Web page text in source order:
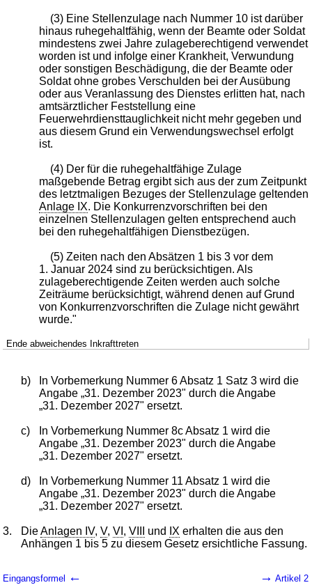
(3) Eine Stellenzulage nach Nummer 10 ist darüber
hinaus ruhegehaltfähig, wenn der Beamte oder Soldat
mindestens zwei Jahre zulageberechtigend verwendet
worden ist und infolge einer Krankheit, Verwundung
oder sonstigen Beschädigung, die der Beamte oder
Soldat ohne grobes Verschulden bei der Ausübung
oder aus Veranlassung des Dienstes erlitten hat, nach
amtsärztlicher Feststellung eine
Feuerwehrdiensttauglichkeit nicht mehr gegeben und
aus diesem Grund ein Verwendungswechsel erfolgt
ist.
(4) Der für die ruhegehaltfähige Zulage
maßgebende Betrag ergibt sich aus der zum Zeitpunkt
des letztmaligen Bezuges der Stellenzulage geltenden
Anlage IX. Die Konkurrenzvorschriften bei den
einzelnen Stellenzulagen gelten entsprechend auch
bei den ruhegehaltfähigen Dienstbezügen.
(5) Zeiten nach den Absätzen 1 bis 3 vor dem
1. Januar 2024 sind zu berücksichtigen. Als
zulageberechtigende Zeiten werden auch solche
Zeiträume berücksichtigt, während denen auf Grund
von Konkurrenzvorschriften die Zulage nicht gewährt
wurde."
Ende abweichendes Inkrafttreten
b)
In Vorbemerkung Nummer 6 Absatz 1 Satz 3 wird die
Angabe „31. Dezember 2023" durch die Angabe
„31. Dezember 2027" ersetzt.
c)
In Vorbemerkung Nummer 8c Absatz 1 wird die
Angabe „31. Dezember 2023" durch die Angabe
„31. Dezember 2027" ersetzt.
d)
In Vorbemerkung Nummer 11 Absatz 1 wird die
Angabe „31. Dezember 2023" durch die Angabe
„31. Dezember 2027" ersetzt.
3. DieAnlagen IV,V,VI ,VIII und IX erhalten die aus den
Anhängen 1 bis 5 zu diesem Gesetz ersichtliche Fassung.
Eingangsformel ← → Artikel 2